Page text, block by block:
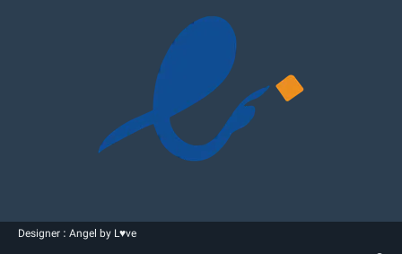
Designer : Angel by L♥ve